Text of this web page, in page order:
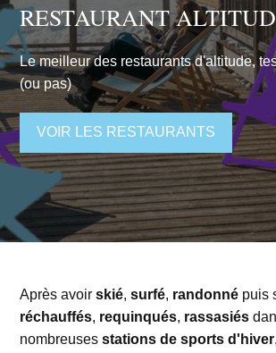
RESTAURANT
Le meilleur des restaurants d'altitude,
(ou pas)
VOIR LES RESTAURANTS
Après avoirskié,surfé, randonné puis
réchauffés, requinqués, rassasiés
nombreusesstations de sports d'hiver